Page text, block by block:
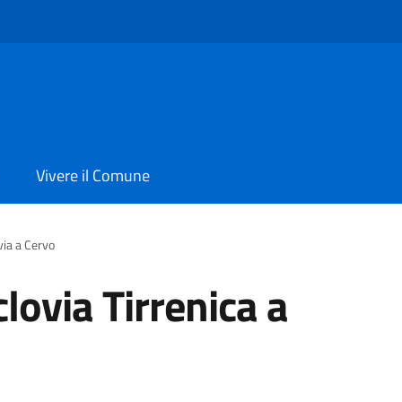
Vivere il Comune
a Cervo
Tirrenica a